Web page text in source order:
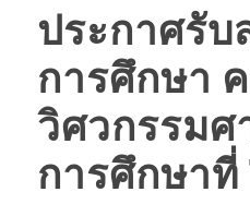
ประกาศรั
การศึกษา
วิศวกรรม
การศึกษา